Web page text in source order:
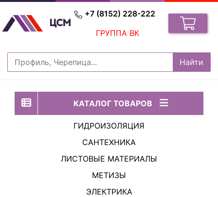
+7 (8152) 228-222
ГРУППА ВК
КАТАЛОГ ТОВАРОВ
ГИДРОИЗОЛЯЦИЯ
САНТЕХНИКА
ЛИСТОВЫЕ МАТЕРИАЛЫ
МЕТИЗЫ
ЭЛЕКТРИКА